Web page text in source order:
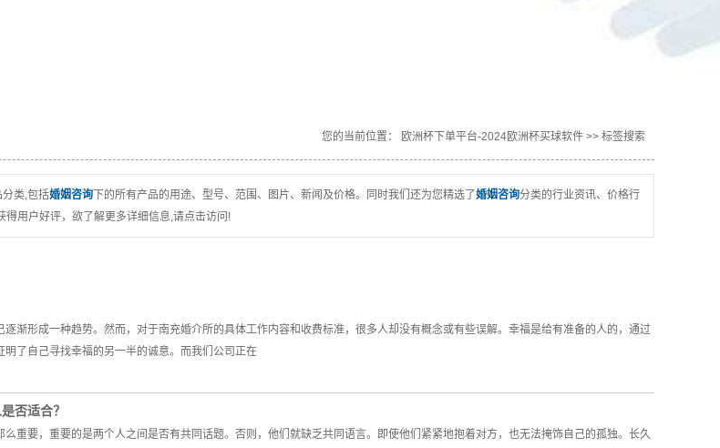
您的当前位置： 欧洲杯下单平台-2024欧洲杯买球软件 >> 标签搜索
分类,包括婚姻咨询 下的所有产品的用途、型号、范围、图片、新闻及价格。同时我们还为您精选了婚姻咨询分类的行业资讯、价格行
用户好评，欲了解更多详细信息,请点击访问!
渐形成一种趋势。然而，对于南充婚介所的具体工作内容和收费标准，很多人却没有概念或有些误解。幸福是给有准备的人的，通过
了自己寻找幸福的另一半的诚意。而我们公司正在
否适合？
重要，重要的是两个人之间是否有共同话题。否则，他们就缺乏共同语言。即使他们紧紧地抱着对方，也无法掩饰自己的孤独。长久